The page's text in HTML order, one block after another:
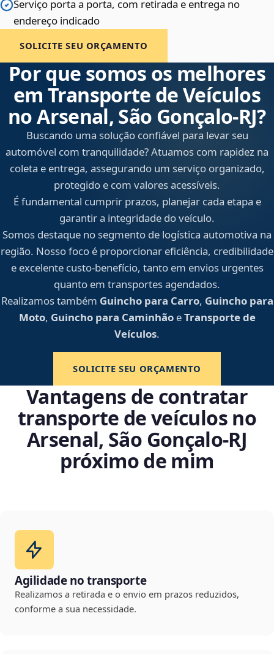
Serviço porta a porta, com retirada e entrega no
endereço indicado
SOLICITE SEU ORÇAMENTO
Por que somos os melhores
em Transporte de Veículos
no Arsenal, São Gonçalo‑RJ?
Buscando uma solução confiável para levar seu
automóvel com tranquilidade? Atuamos com rapidez na
coleta e entrega, assegurando um serviço organizado,
protegido e com valores acessíveis.
É fundamental cumprir prazos, planejar cada etapa e
garantir a integridade do veículo.
Somos destaque no segmento de logística automotiva na
região. Nosso foco é proporcionar eficiência, credibilidade
e excelente custo-benefício, tanto em envios urgentes
quanto em transportes agendados.
Realizamos também Guincho para Carro, Guincho para
Moto, Guincho para CaminhãoeTransporte de
Veículos.
SOLICITE SEU ORÇAMENTO
Vantagens de contratar
transporte de veículos no
Arsenal, São Gonçalo‑RJ
próximo de mim
Agilidade no transporte
Realizamos a retirada e o envio em prazos reduzidos,
conforme a sua necessidade.